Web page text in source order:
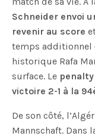
Schneider envoi
revenir au score
temps additionnel
historique Rafa
surface. Le
victoire 2-1 à la
De son côté,
Mannschaft. Dans